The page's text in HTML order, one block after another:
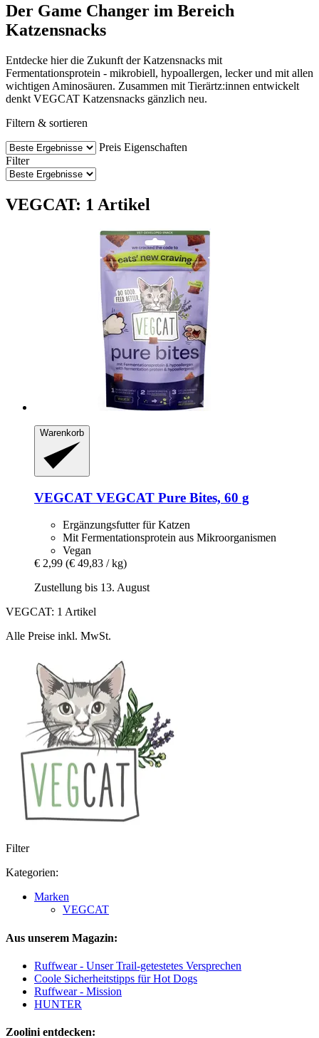
Der Game Changer im Bereich
Katzensnacks
Entdecke hier die Zukunft der Katzensnacks mit
Fermentationsprotein - mikrobiell, hypoallergen, lecker und mit allen
wichtigen Aminosäuren. Zusammen mit Tierärtz:innen entwickelt
denkt VEGCAT Katzensnacks gänzlich neu.
Filtern & sortieren
Preis Eigenschaften
Filter
VEGCAT: 1 Artikel
Warenkorb
VEGCAT VEGCAT Pure Bites, 60 g
Ergänzungsfutter für Katzen
Mit Fermentationsprotein aus Mikroorganismen
Vegan
€ 2,99 (€ 49,83 / kg)
Zustellung bis 13. August
VEGCAT: 1 Artikel
Alle Preise inkl. MwSt.
Filter
Kategorien:
Marken
VEGCAT
Aus unserem Magazin:
Ruffwear - Unser Trail-getestetes Versprechen
Coole Sicherheitstipps für Hot Dogs
Ruffwear - Mission
HUNTER
Zoolini entdecken: